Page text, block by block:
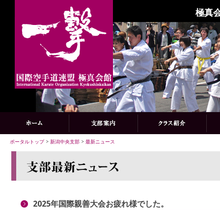
極真
ポータルトップ> 新潟中央支部 > 最新ニュース
2025年国際親善大会お疲れ様でした。